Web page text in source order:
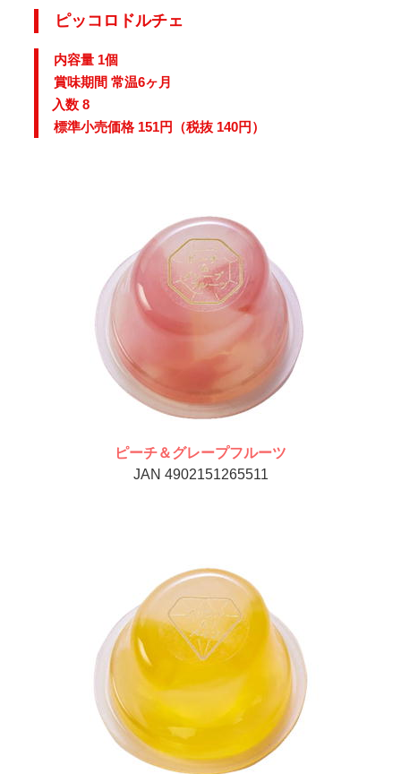
ピッコロドルチェ
内容量 1個
賞味期間 常温6ヶ月
入数 8
標準小売価格 151円（税抜 140円）
ピーチ＆グレープフルーツ
JAN 4902151265511